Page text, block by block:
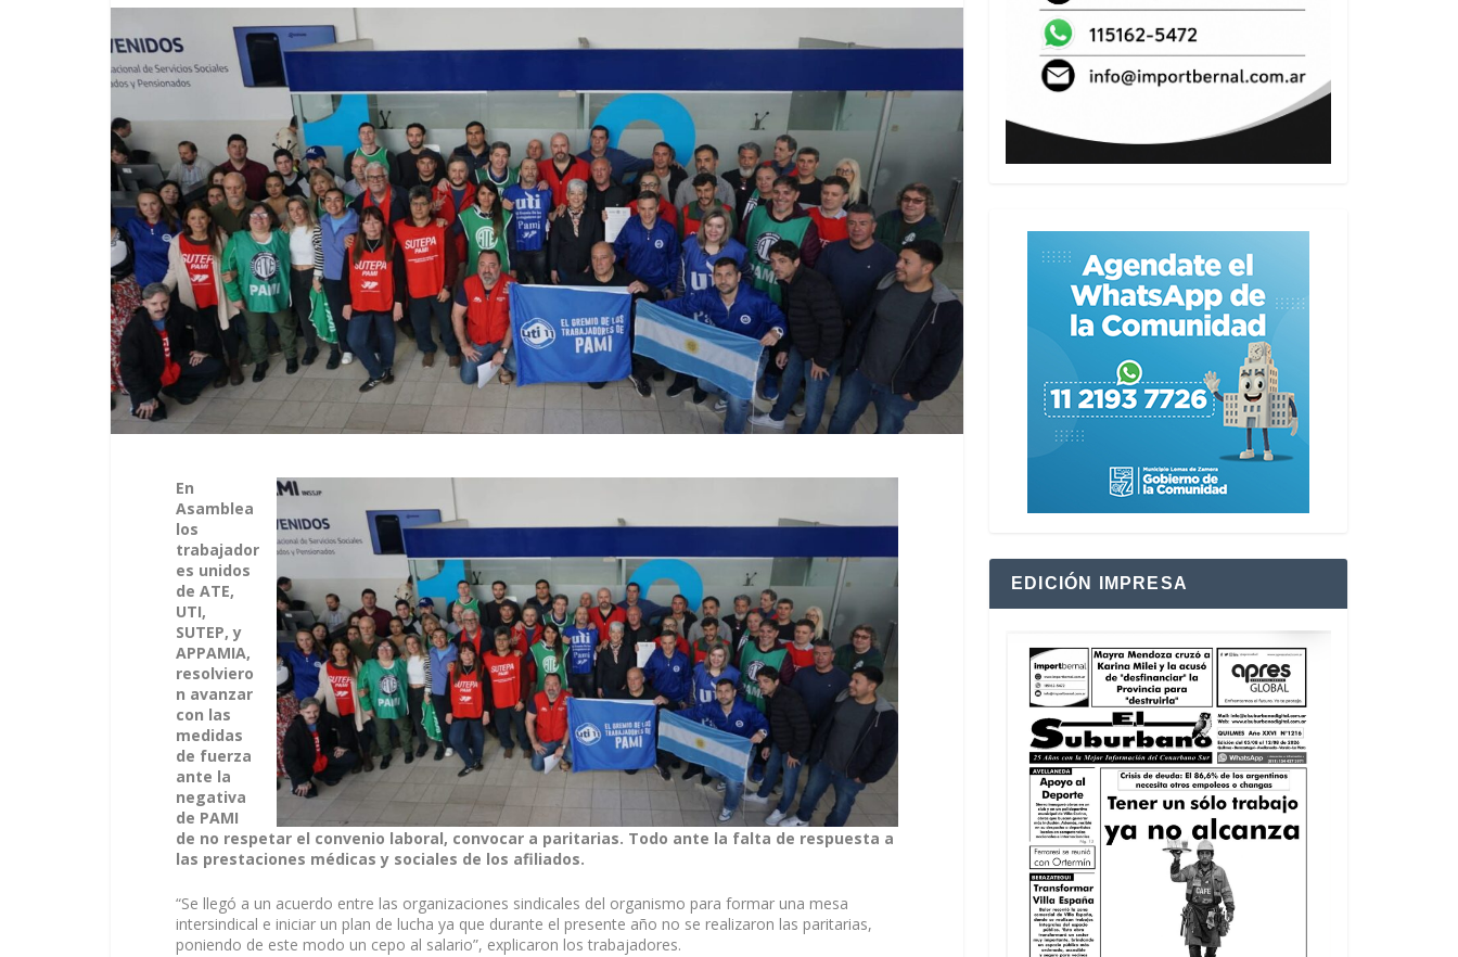
En
Asamblea
los
trabajador
es unidos
de ATE,
UTI,
SUTEP, y
APPAMIA,
resolviero
n avanzar
con las
medidas
de fuerza
ante la
negativa
de PAMI
de no respetar el convenio laboral, convocar a paritarias. Todo ante la falta de respuesta a
las prestaciones médicas y sociales de los afiliados.
“Se llegó a un acuerdo entre las organizaciones sindicales del organismo para formar una mesa
intersindical e iniciar un plan de lucha ya que durante el presente año no se realizaron las paritarias,
poniendo de este modo un cepo al salario”, explicaron los trabajadores.
EDICIÓN IMPRESA